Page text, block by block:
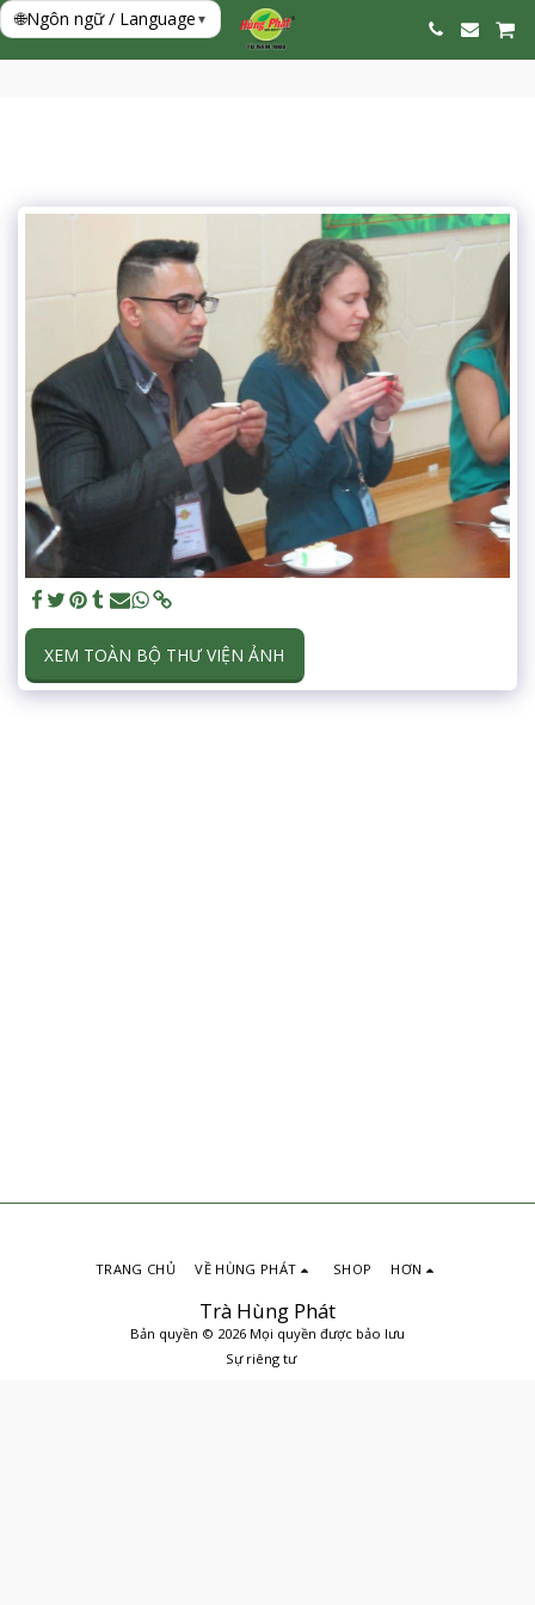
🌐Ngôn ngữ / Language▾
XEM TOÀN BỘ THƯ VIỆN ẢNH
Trà Hùng Phát
Bản quyền © 2026 Mọi quyền được bảo lưu
Sự riêng tư
TRANG CHỦ VỀ HÙNG PHÁT SHOP HƠN